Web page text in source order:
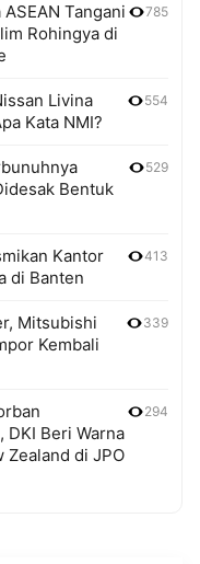
Tangani
Rohingya di
785
Livina
Kata NMI?
554
Bentuk
529
Kantor
di Banten
413
Mitsubishi
Kembali
339
DKI Beri Warna
Zealand di JPO
294